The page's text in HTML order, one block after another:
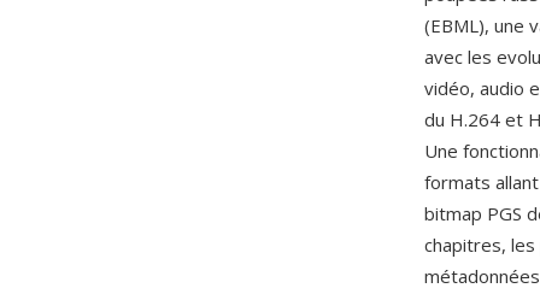
(EBML), une
avec les
vidéo, audio
du H.264 et
Une
formats
bitmap PGS
chapitres,